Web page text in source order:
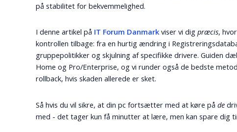
på stabilitet for bekvemmelighed.
I denne artikel på IT Forum Danmark viser vi digpræcis,
kontrollen tilbage: fra en hurtig ændring i
gruppepolitikker og skjulning af specifikke drivere. Guiden
Home og Pro/Enterprise, og vi runder også de bedste
rollback, hvis skaden allerede er sket.
Så hvis du vil sikre, at din pc fortsætter med at køre påde
med - det tager kun få minutter at lære, men kan spare dig